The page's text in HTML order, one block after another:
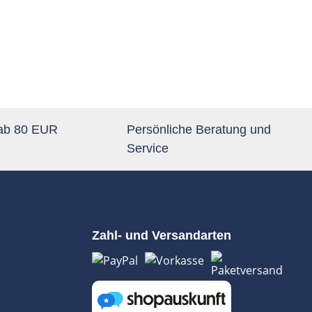
80 EUR
Persönliche Beratung und
Service
Zahl- und Versandarten